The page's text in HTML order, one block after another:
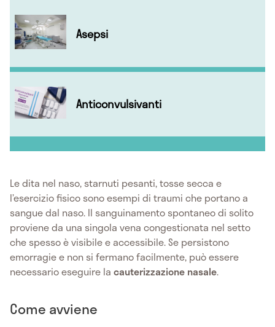
Asepsi
Anticonvulsivanti
Le dita nel naso, starnuti pesanti, tosse secca e
l’esercizio fisico sono esempi di traumi che portano a
sangue dal naso. Il sanguinamento spontaneo di solito
proviene da una singola vena congestionata nel setto
che spesso è visibile e accessibile. Se persistono
emorragie e non si fermano facilmente, può essere
necessario eseguire la cauterizzazione nasale.
Come avviene